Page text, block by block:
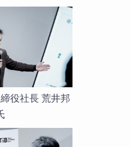
役社長 荒井邦